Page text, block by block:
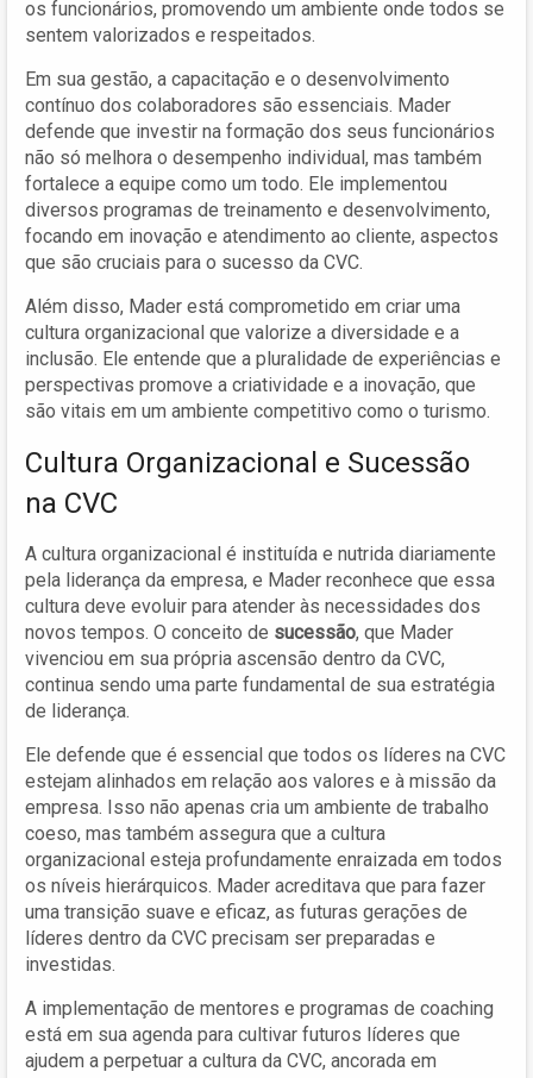
os funcionários, promovendo um ambiente onde todos se
sentem valorizados e respeitados.
Em sua gestão, a capacitação e o desenvolvimento
contínuo dos colaboradores são essenciais. Mader
defende que investir na formação dos seus funcionários
não só melhora o desempenho individual, mas também
fortalece a equipe como um todo. Ele implementou
diversos programas de treinamento e desenvolvimento,
focando em inovação e atendimento ao cliente, aspectos
que são cruciais para o sucesso da CVC.
Além disso, Mader está comprometido em criar uma
cultura organizacional que valorize a diversidade e a
inclusão. Ele entende que a pluralidade de experiências e
perspectivas promove a criatividade e a inovação, que
são vitais em um ambiente competitivo como o turismo.
Cultura Organizacional e Sucessão
na CVC
A cultura organizacional é instituída e nutrida diariamente
pela liderança da empresa, e Mader reconhece que essa
cultura deve evoluir para atender às necessidades dos
novos tempos. O conceito de sucessão, que Mader
vivenciou em sua própria ascensão dentro da CVC,
continua sendo uma parte fundamental de sua estratégia
de liderança.
Ele defende que é essencial que todos os líderes na CVC
estejam alinhados em relação aos valores e à missão da
empresa. Isso não apenas cria um ambiente de trabalho
coeso, mas também assegura que a cultura
organizacional esteja profundamente enraizada em todos
os níveis hierárquicos. Mader acreditava que para fazer
uma transição suave e eficaz, as futuras gerações de
líderes dentro da CVC precisam ser preparadas e
investidas.
A implementação de mentores e programas de coaching
está em sua agenda para cultivar futuros líderes que
ajudem a perpetuar a cultura da CVC, ancorada em